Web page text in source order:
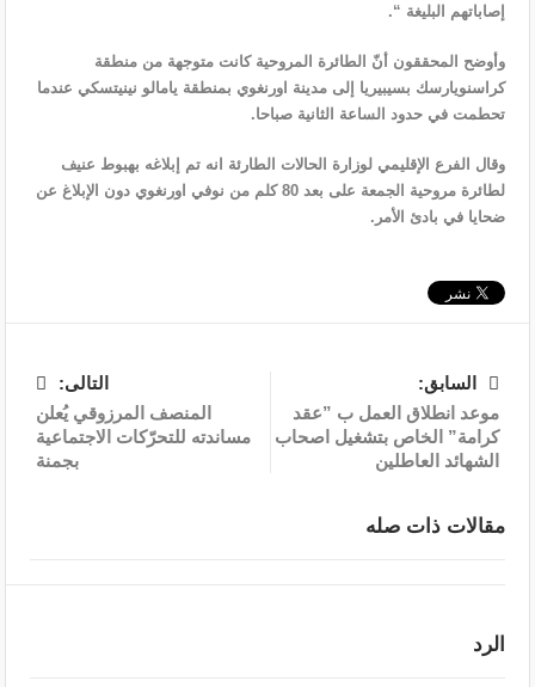
إصاباتهم البليغة “.
وأوضح المحققون أنّ الطائرة المروحية كانت متوجهة من منطقة
كراسنويارسك بسيبيريا إلى مدينة اورنغوي بمنطقة يامالو نينيتسكي عندما
تحطمت في حدود الساعة الثانية صباحا.
وقال الفرع الإقليمي لوزارة الحالات الطارئة انه تم إبلاغه بهبوط عنيف
لطائرة مروحية الجمعة على بعد 80 كلم من نوفي اورنغوي دون الإبلاغ عن
ضحايا في بادئ الأمر.
السابق:
موعد انطلاق العمل ب ”عقد
كرامة” الخاص بتشغيل اصحاب
الشهائد العاطلين
التالى:
المنصف المرزوقي يُعلن
مساندته للتحرّكات الاجتماعية
بجمنة
مقالات ذات صله
الرد